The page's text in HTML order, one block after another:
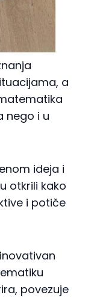
a
nego i u
ideja i
otkrili kako
i potiče
povezuje